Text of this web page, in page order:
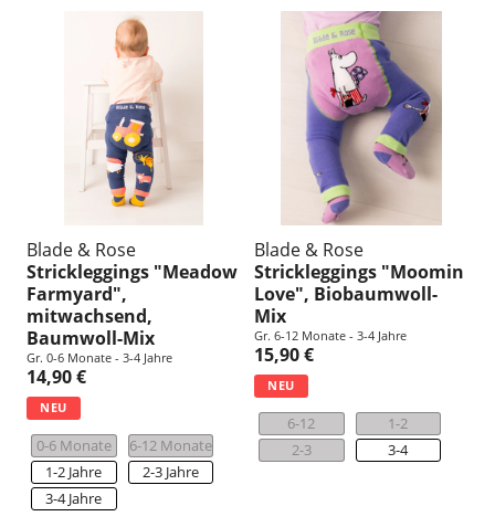
n
g
:
Blade & Rose
Strickleggings "Meadow
Farmyard",
mitwachsend,
Baumwoll-Mix
Gr. 0-6 Monate - 3-4 Jahre
14,90 €
NEU
0-6 Monate
6-12 Monate
1-2 Jahre
2-3 Jahre
3-4 Jahre
Blade & Rose
Strickleggings "Moomin
Love", Biobaumwoll-
Mix
Gr. 6-12 Monate - 3-4 Jahre
15,90 €
NEU
6-12
1-2
2-3
3-4